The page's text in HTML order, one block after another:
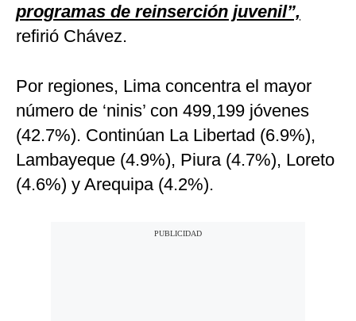
programas de reinserción juvenil”,
refirió Chávez.
Por regiones, Lima concentra el mayor
número de ‘ninis’ con 499,199 jóvenes
(42.7%). Continúan La Libertad (6.9%),
Lambayeque (4.9%), Piura (4.7%), Loreto
(4.6%) y Arequipa (4.2%).